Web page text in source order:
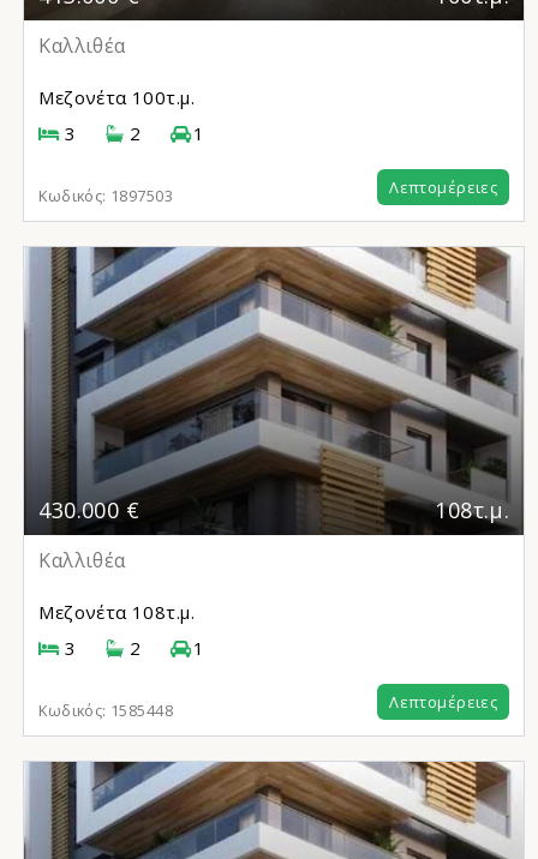
Καλλιθέα
Μεζονέτα 100τ.μ.
3
2 1
Κωδικός: 1897503 Λεπτομέρειες
430.000 € 108τ.μ.
Καλλιθέα
Μεζονέτα 108τ.μ.
3
2 1
Κωδικός: 1585448 Λεπτομέρειες